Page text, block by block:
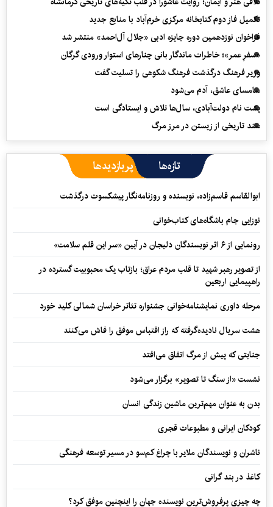
تکمیل فاز دوم کتابخانه مرکزی خرم‌آباد با منابع جدید
فراخوان نوزدهمین دوره جایزه ادبی «جلال آل‌احمد» منتشر شد
«سفرِ عمر»؛ خاطرات ماندگار بانی چنارهای استوار ورودی گرگان
وزیر فرهنگ درگذشت فرهنگ شکوهی را تسلیت گفت
سامسای عاشق، آدم می‌شود
پشت نام دولت‌آبادی، سال‌ها تلاش و ایستادگی است
سند تاریخی از زیستن در مرز مرگ
تازه‌ها پربازدیدها
ابوالقاسم قاسم‌زاده، نویسنده و روزنامه‌نگار پیشکسوت درگذشت
نوزایی جام باشگاه‌های کتاب‌خوانی
رونمایی از ۶ اثر نویسندگان دلیجان در آیین «سر این قلم سلامت»
از تصویر رهبر شهید تا قلب مردم عراق؛ بازتاب یک محبوبیت گسترده در
راهپیمایی اربعین
مرحله داوری نمایشنامه‌خوانی جشنواره تئاتر خراسان شمالی کلید خورد
هشت سریال نادیده‌گرفته که راز اقتباس موفق را فاش می‌کنند
جنایتی که پیش از مرگ اتفاق می‌افتد
نشست «از سنگ تا تصویر» برگزار می‌شود
بدن به عنوان مهم‌ترین ماشین زندگی انسان
کودکان ایرانی و مطبوعات قجری
ناشران و نویسندگان ملایر با چراغ کم‌سو در مسیر توسعه فرهنگی
کاغذ در بند گرانی
چه چیزی پرفروش‌ترین نویسنده جهان را اینچنین موفق کرد؟